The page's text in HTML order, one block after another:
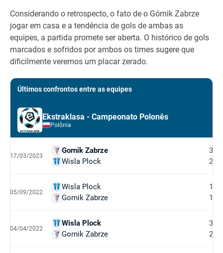
Considerando o retrospecto, o fato de o Górnik Zabrze
jogar em casa e a tendência de gols de ambas as
equipes, a partida promete ser aberta. O histórico de gols
marcados e sofridos por ambos os times sugere que
dificilmente veremos um placar zerado.
Últimos confrontos entre as equipes
Ekstraklasa - Campeonato Polonês
Polônia
17/03/2023
Gornik Zabrze
Wisla Plock
3
2
05/09/2022
Wisla Plock
Gornik Zabrze
1
1
04/04/2022
Wisla Plock
Gornik Zabrze
3
2